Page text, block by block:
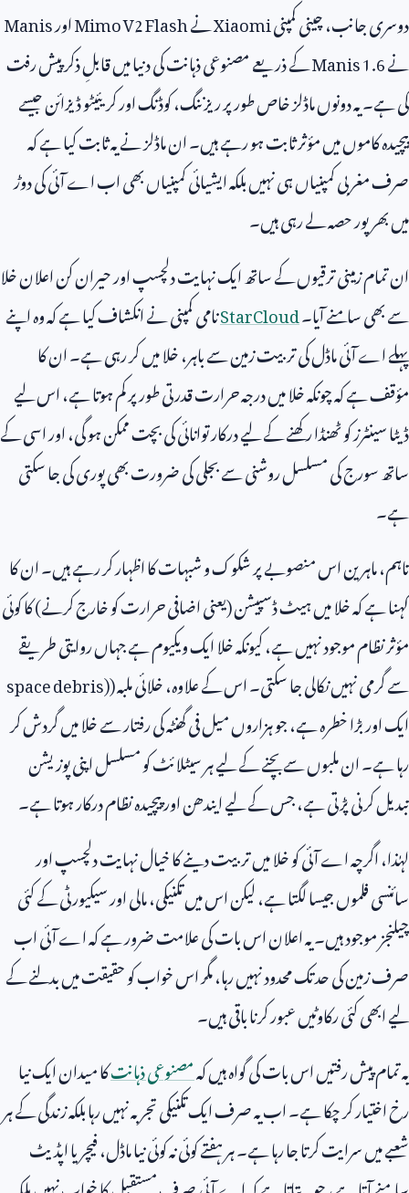
دوسری جانب، چینی کمپنیXiaomiنےMimo V2 FlashاورManis
نےManis 1.6کے ذریعے مصنوعی ذہانت کی دنیا میں قابلِ ذکر پیش رفت
کی ہے۔ یہ دونوں ماڈلز خاص طور پر ریزننگ، کوڈنگ اور کریئیٹو ڈیزائن جیسے
پیچیدہ کاموں میں مؤثر ثابت ہو رہے ہیں۔ ان ماڈلز نے یہ ثابت کیا ہے کہ
صرف مغربی کمپنیاں ہی نہیں بلکہ ایشیائی کمپنیاں بھی اب اے آئی کی دوڑ
میں بھرپور حصہ لے رہی ہیں۔
ان تمام زمینی ترقیوں کے ساتھ ایک نہایت دلچسپ اور حیران کن اعلان خلا
سے بھی سامنے آیا۔StarCloudنامی کمپنی نے انکشاف کیا ہے کہ وہ اپنے
پہلے اے آئی ماڈل کی تربیت زمین سے باہر، خلا میں کر رہی ہے۔ ان کا
مؤقف ہے کہ چونکہ خلا میں درجہ حرارت قدرتی طور پر کم ہوتا ہے، اس لیے
ڈیٹا سینٹرز کو ٹھنڈا رکھنے کے لیے درکار توانائی کی بچت ممکن ہو گی، اور اسی کے
ساتھ سورج کی مسلسل روشنی سے بجلی کی ضرورت بھی پوری کی جا سکتی
ہے۔
تاہم، ماہرین اس منصوبے پر شکوک و شبہات کا اظہار کر رہے ہیں۔ ان کا
کہنا ہے کہ خلا میں ہیٹ ڈسپیشن (یعنی اضافی حرارت کو خارج کرنے) کا کوئی
مؤثر نظام موجود نہیں ہے، کیونکہ خلا ایک ویکیوم ہے جہاں روایتی طریقے
سے گرمی نہیں نکالی جا سکتی۔ اس کے علاوہ، خلائی ملبہ (space debris)
ایک اور بڑا خطرہ ہے، جو ہزاروں میل فی گھنٹہ کی رفتار سے خلا میں گردش کر
رہا ہے۔ ان ملبوں سے بچنے کے لیے ہر سیٹلائٹ کو مسلسل اپنی پوزیشن
تبدیل کرنی پڑتی ہے، جس کے لیے ایندھن اور پیچیدہ نظام درکار ہوتا ہے۔
لہٰذا، اگرچہ اے آئی کو خلا میں تربیت دینے کا خیال نہایت دلچسپ اور
سائنسی فلموں جیسا لگتا ہے، لیکن اس میں تکنیکی، مالی اور سیکیورٹی کے کئی
چیلنجز موجود ہیں۔ یہ اعلان اس بات کی علامت ضرور ہے کہ اے آئی اب
صرف زمین کی حد تک محدود نہیں رہا، مگر اس خواب کو حقیقت میں بدلنے کے
لیے ابھی کئی رکاوٹیں عبور کرنا باقی ہیں۔
یہ تمام پیش رفتیں اس بات کی گواہ ہیں کہمصنوعی ذہانتکا میدان ایک نیا
رخ اختیار کر چکا ہے۔ اب یہ صرف ایک تکنیکی تجربہ نہیں رہا بلکہ زندگی کے ہر
شعبے میں سرایت کرتا جا رہا ہے۔ ہر ہفتے کوئی نہ کوئی نیا ماڈل، فیچر یا اپڈیٹ